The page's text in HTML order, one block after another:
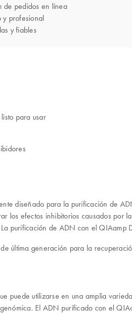
de pedidos en línea
y profesional
y fiables
para usar
diseñado para la purificación de
los efectos inhibitorios causados
purificación de ADN con el QIAamp
de última generación para la
puede utilizarse en una amplia
El ADN purificado con el